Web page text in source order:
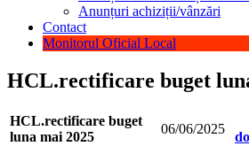
Anunțuri achiziții/vânzări
Contact
Monitorul Oficial Local
HCL.rectificare buget
HCL.rectificare buget
luna mai 2025
06/06/2025